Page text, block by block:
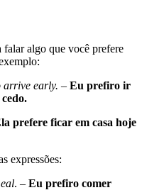
algo que você prefere
arrive early. – Eu prefiro ir
prefere ficar em casa hoje
expressões:
. – Eu prefiro comer